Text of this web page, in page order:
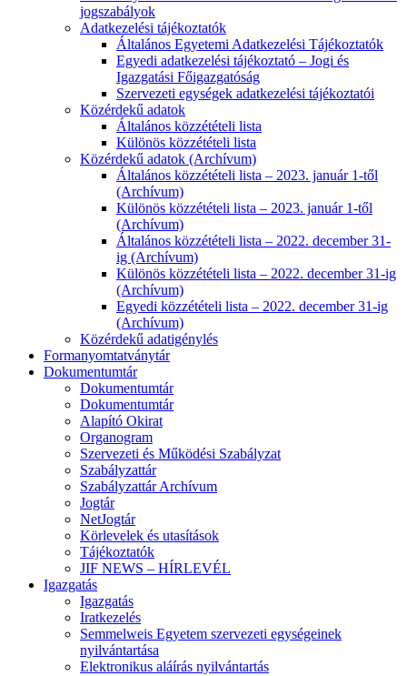
jogszabályok
Adatkezelési tájékoztatók
Általános Egyetemi Adatkezelési Tájékoztatók
Egyedi adatkezelési tájékoztató – Jogi és
Igazgatási Főigazgatóság
Szervezeti egységek adatkezelési tájékoztatói
Közérdekű adatok
Általános közzétételi lista
Különös közzétételi lista
Közérdekű adatok (Archívum)
Általános közzétételi lista – 2023. január 1-től
(Archívum)
Különös közzétételi lista – 2023. január 1-től
(Archívum)
Általános közzétételi lista – 2022. december 31-
ig (Archívum)
Különös közzétételi lista – 2022. december 31-ig
(Archívum)
Egyedi közzétételi lista – 2022. december 31-ig
(Archívum)
Közérdekű adatigénylés
Formanyomtatványtár
Dokumentumtár
Dokumentumtár
Dokumentumtár
Alapító Okirat
Organogram
Szervezeti és Működési Szabályzat
Szabályzattár
Szabályzattár Archívum
Jogtár
NetJogtár
Körlevelek és utasítások
Tájékoztatók
JIF NEWS – HÍRLEVÉL
Igazgatás
Igazgatás
Iratkezelés
Semmelweis Egyetem szervezeti egységeinek
nyilvántartása
Elektronikus aláírás nyilvántartás